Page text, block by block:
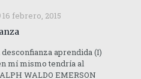
16 febrero, 2015
aprendida (I)
mí mismo tendría al
WALDO EMERSON